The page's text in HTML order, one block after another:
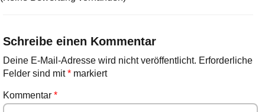
Schreibe einen Kommentar
Deine E-Mail-Adresse wird nicht veröffentlicht. Erforderliche
Felder sind mit*markiert
Kommentar *